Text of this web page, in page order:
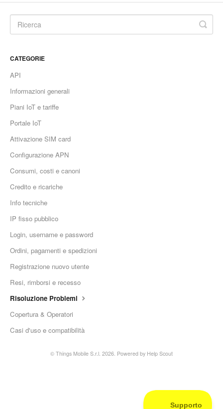
CATEGORIE
API
Informazioni generali
Piani IoT e tariffe
Portale IoT
Attivazione SIM card
Configurazione APN
Consumi, costi e canoni
Credito e ricariche
Info tecniche
IP fisso pubblico
Login, username e password
Ordini, pagamenti e spedizioni
Registrazione nuovo utente
Resi, rimborsi e recesso
Risoluzione Problemi
Copertura & Operatori
Casi d'uso e compatibilità
© Things Mobile S.r.l. 2026. Powered by Help Scout